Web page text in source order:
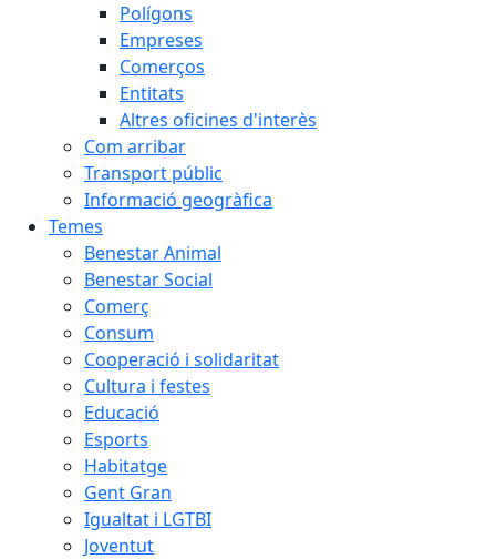
Polígons
Empreses
Comerços
Entitats
Altres oficines d'interès
Com arribar
Transport públic
Informació geogràfica
Temes
Benestar Animal
Benestar Social
Comerç
Consum
Cooperació i solidaritat
Cultura i festes
Educació
Esports
Habitatge
Gent Gran
Igualtat i LGTBI
Joventut